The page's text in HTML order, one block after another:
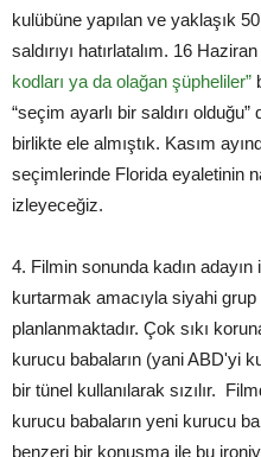
kulübüne yapılan ve yaklaşık
saldırıyı hatırlatalım. 16
kodları ya da olağan şüpheliler”
“seçim ayarlı bir saldırı
birlikte ele almıştık. Kasım
seçimlerinde Florida eyaletinin
izleyeceğiz.
4. Filmin sonunda kadın
kurtarmak amacıyla siyahi grup
planlanmaktadır. Çok sıkı
kurucu babaların (yani ABD'yi
bir tünel kullanılarak sızılır.
kurucu babaların yeni kurucu
benzeri bir konuşma ile bu